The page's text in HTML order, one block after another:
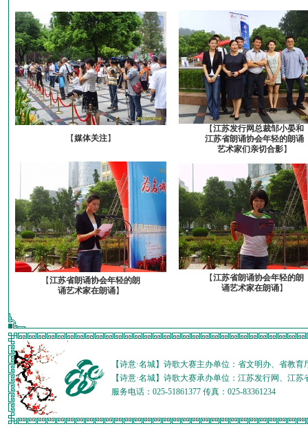
【媒体关注】
【江苏发行网总裁邹小晏和
江苏省朗诵协会年轻的朗诵
艺术家们亲切合影】
【江苏省朗诵协会年轻的朗
诵艺术家在朗诵】
【江苏省朗诵协会年轻的朗
诵艺术家在朗诵】
【诗意·名城】诗歌大赛主办单位：省文明办、省教
【诗意·名城】诗歌大赛承办单位：江苏发行网、江
服务电话：025-51861377 传真：025-83361234